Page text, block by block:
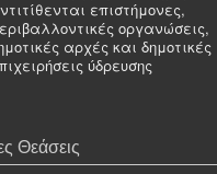
επιστήμονες,
οργανώσεις,
αρχές και δημοτικές
ύδρευσης
Θεάσεις